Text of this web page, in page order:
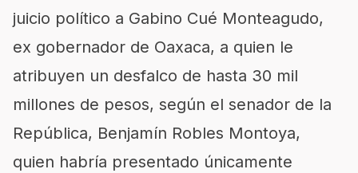
juicio político a Gabino Cué Monteagudo,
ex gobernador de Oaxaca, a quien le
atribuyen un desfalco de hasta 30 mil
millones de pesos, según el senador de la
República, Benjamín Robles Montoya,
quien habría presentado únicamente